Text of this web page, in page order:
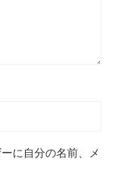
に自分の名前、メ